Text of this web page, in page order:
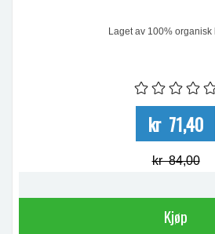
Laget av 100% organisk
kr 71,40
kr 84,00
Kjøp